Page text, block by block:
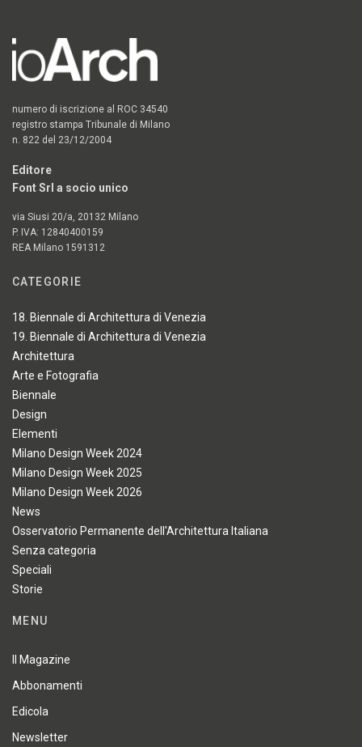
numero di iscrizione al ROC 34540
registro stampa Tribunale di Milano
n. 822 del 23/12/2004
Editore
Font Srl a socio unico
via Siusi 20/a, 20132 Milano
P. IVA: 12840400159
REA Milano 1591312
CATEGORIE
18. Biennale di Architettura di Venezia
19. Biennale di Architettura di Venezia
Architettura
Arte e Fotografia
Biennale
Design
Elementi
Milano Design Week 2024
Milano Design Week 2025
Milano Design Week 2026
News
Osservatorio Permanente dell'Architettura Italiana
Senza categoria
Speciali
Storie
MENU
Il Magazine
Abbonamenti
Edicola
Newsletter